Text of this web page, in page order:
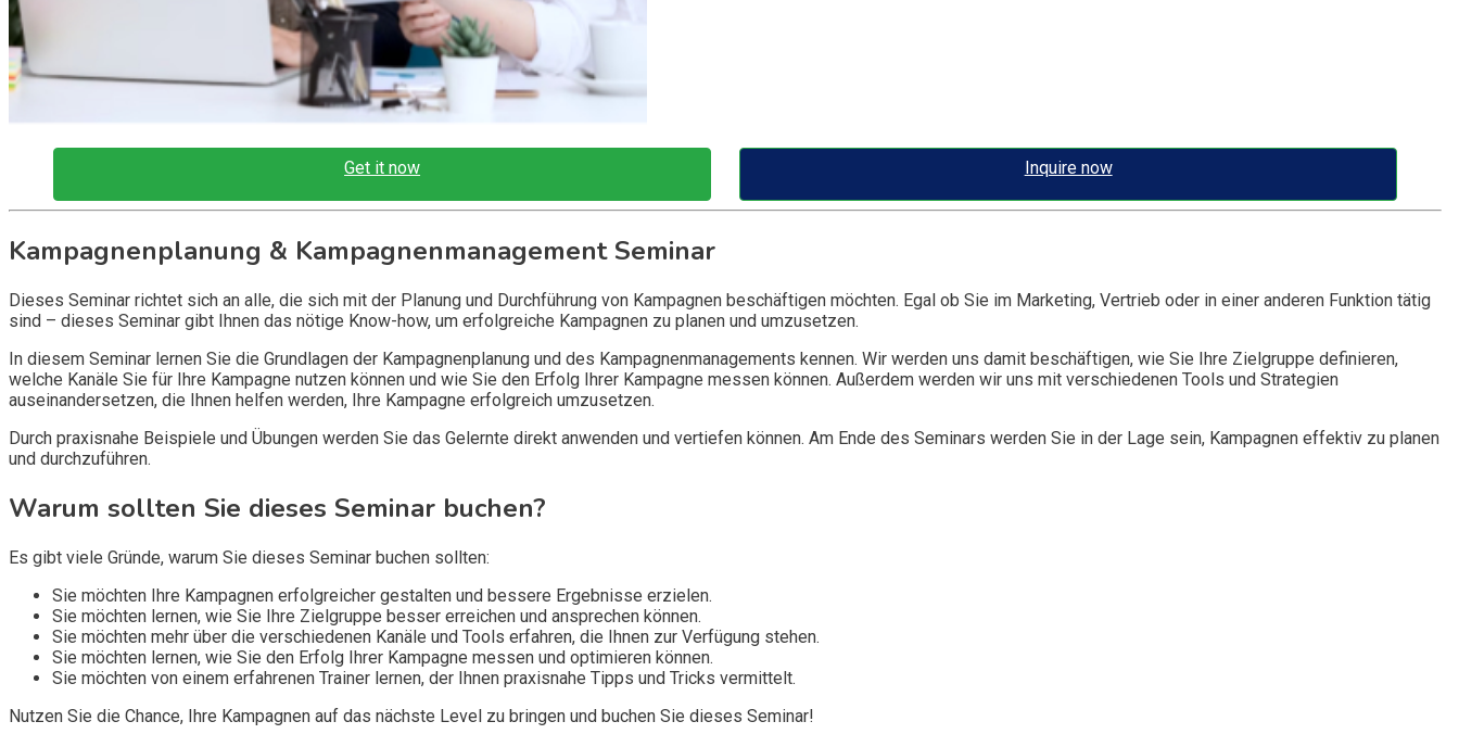
Get it now Inquire now
Kampagnenplanung & Kampagnenmanagement Seminar
Dieses Seminar richtet sich an alle, die sich mit der Planung und Durchführung von Kampagnen beschäftigen möchten. Egal ob Sie im Marketing, Vertrieb oder in einer anderen Funktion tätig
sind – dieses Seminar gibt Ihnen das nötige Know-how, um erfolgreiche Kampagnen zu planen und umzusetzen.
In diesem Seminar lernen Sie die Grundlagen der Kampagnenplanung und des Kampagnenmanagements kennen. Wir werden uns damit beschäftigen, wie Sie Ihre Zielgruppe definieren,
welche Kanäle Sie für Ihre Kampagne nutzen können und wie Sie den Erfolg Ihrer Kampagne messen können. Außerdem werden wir uns mit verschiedenen Tools und Strategien
auseinandersetzen, die Ihnen helfen werden, Ihre Kampagne erfolgreich umzusetzen.
Durch praxisnahe Beispiele und Übungen werden Sie das Gelernte direkt anwenden und vertiefen können. Am Ende des Seminars werden Sie in der Lage sein, Kampagnen effektiv zu planen
und durchzuführen.
Warum sollten Sie dieses Seminar buchen?
Es gibt viele Gründe, warum Sie dieses Seminar buchen sollten:
Sie möchten Ihre Kampagnen erfolgreicher gestalten und bessere Ergebnisse erzielen.
Sie möchten lernen, wie Sie Ihre Zielgruppe besser erreichen und ansprechen können.
Sie möchten mehr über die verschiedenen Kanäle und Tools erfahren, die Ihnen zur Verfügung stehen.
Sie möchten lernen, wie Sie den Erfolg Ihrer Kampagne messen und optimieren können.
Sie möchten von einem erfahrenen Trainer lernen, der Ihnen praxisnahe Tipps und Tricks vermittelt.
Nutzen Sie die Chance, Ihre Kampagnen auf das nächste Level zu bringen und buchen Sie dieses Seminar!